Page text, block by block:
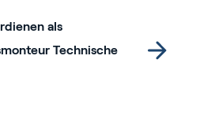
als
Technische